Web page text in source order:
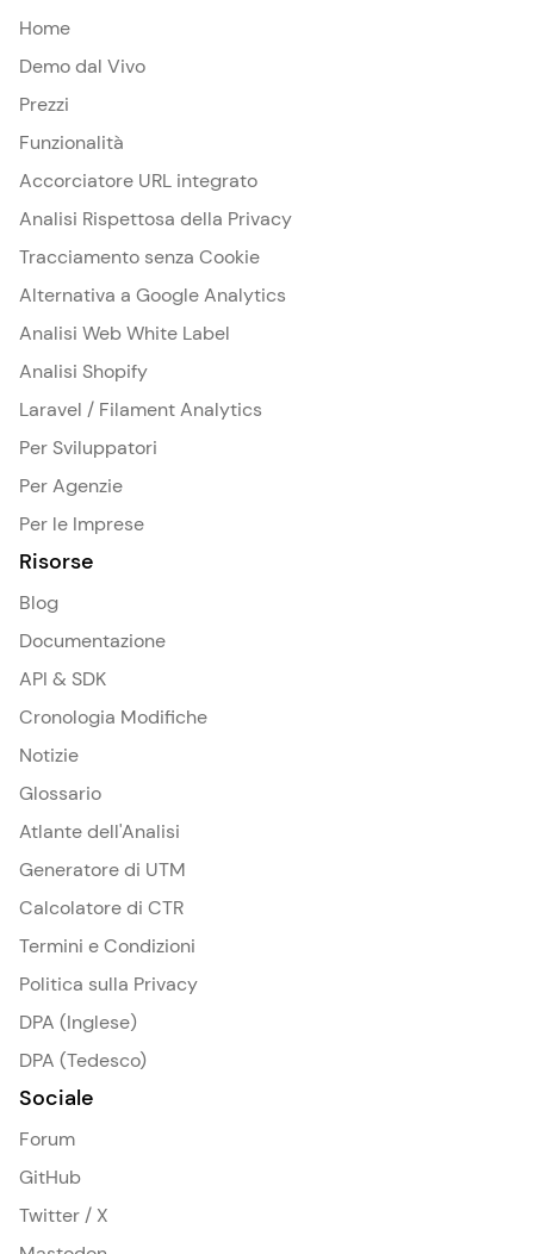
Home
Demo dal Vivo
Prezzi
Funzionalità
Accorciatore URL integrato
Analisi Rispettosa della Privacy
Tracciamento senza Cookie
Alternativa a Google Analytics
Analisi Web White Label
Analisi Shopify
Laravel / Filament Analytics
Per Sviluppatori
Per Agenzie
Per le Imprese
Risorse
Blog
Documentazione
API & SDK
Cronologia Modifiche
Notizie
Glossario
Atlante dell'Analisi
Generatore di UTM
Calcolatore di CTR
Termini e Condizioni
Politica sulla Privacy
DPA (Inglese)
DPA (Tedesco)
Sociale
Forum
GitHub
Twitter / X